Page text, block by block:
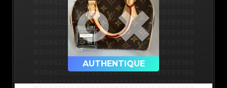
#3066123689299189#3066123689299189
#3066123689299189#3066123689299189
#3066123689299189#3066123689299189
#3066123689299189#3066123689299189
#3066123689299189#3066123689299189
#3066123689299189#3066123689299189
#3066123689299189#3066123689299189
#3066123689299189#3066123689299189
#3066123689299189#3066123689299189
AUTHENTIQUE